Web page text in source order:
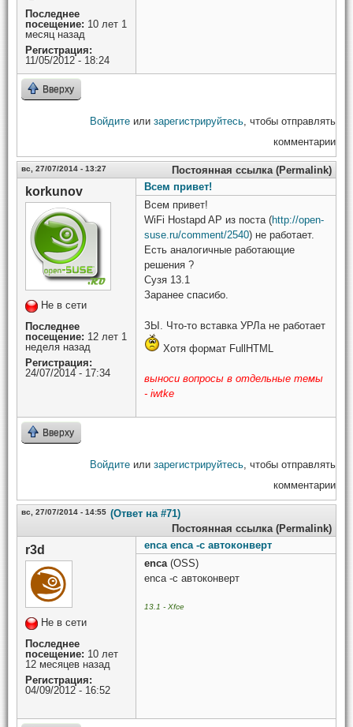
Последнее
посещение: 10 лет 1
месяц назад
Регистрация:
11/05/2012 - 18:24
Вверху
Войдите или зарегистрируйтесь, чтобы отправлять
комментарии
вс, 27/07/2014 - 13:27 Постоянная ссылка (Permalink)
korkunov
Не в сети
Последнее
посещение: 12 лет 1
неделя назад
Регистрация:
24/07/2014 - 17:34
Всем привет!
Всем привет!
WiFi Hostapd AP из поста (http://open-
suse.ru/comment/2540) не работает.
Есть аналогичные работающие
решения ?
Сузя 13.1
Заранее спасибо.
ЗЫ. Что-то вставка УРЛа не работает
Хотя формат FullHTML
выноси вопросы в отдельные темы
- iwtke
Вверху
Войдите или зарегистрируйтесь , чтобы отправлять
комментарии
вс, 27/07/2014 - 14:55 (Ответ на #71)
Постоянная ссылка (Permalink)
r3d
Не в сети
Последнее
посещение: 10 лет
12 месяцев назад
Регистрация:
04/09/2012 - 16:52
enca enca -c автоконверт
enca (OSS)
enca -c автоконверт
13.1 - Xfce